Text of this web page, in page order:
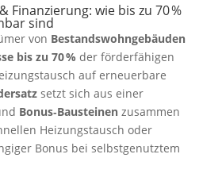
Finanzierung: wie bis zu 70 %
sind
von Bestandswohngebäuden
bis zu 70 % der förderfähigen
auf erneuerbare
setzt sich aus einer
Bonus‑Bausteinenzusammen
Heizungstausch oder
Bonus bei selbstgenutztem